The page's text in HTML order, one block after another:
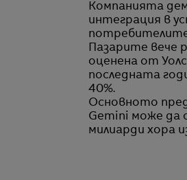
Компанията
интеграция в
Пазарите вече
оценена от
последната
40%.
Основното
Gemini може да
милиарди хора